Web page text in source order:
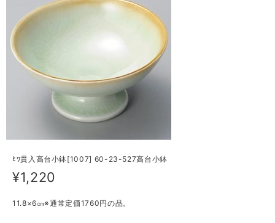
ﾋﾜ貫入高台小鉢[1007] 60-23-527高台小鉢
¥1,220
11.8×6㎝※通常定価1760円の品。